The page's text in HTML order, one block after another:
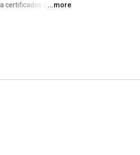
certificados orgánico
...more